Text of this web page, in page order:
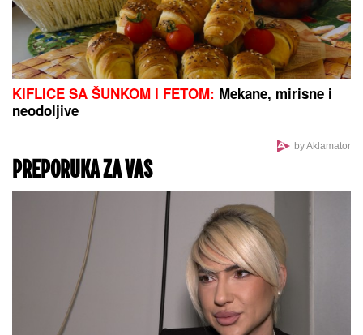
KIFLICE SA ŠUNKOM I FETOM: Mekane, mirisne i
neodoljive
by Aklamator
PREPORUKA ZA VAS